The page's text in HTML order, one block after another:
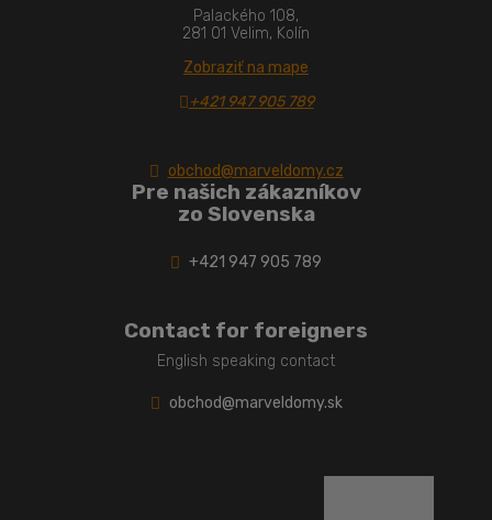
Palackého 108,
281 01 Velim, Kolín
Zobraziť na mape
+421 947 905 789
obchod@marveldomy.cz
Pre našich zákazníkov
zo Slovenska
+421 947 905 789
Contact for foreigners
English speaking contact
obchod@marveldomy.sk